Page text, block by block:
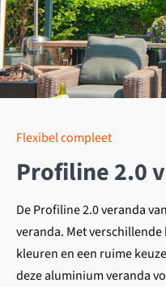
Flexibel compleet
Profiline 2.0
De Profiline 2.0 veranda
veranda. Met
kleuren en een ruime
deze aluminium veranda